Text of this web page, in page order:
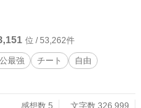
びる気もない。 ただ、自分のた
んによる、異世界マイペースラ
位 / 53,262件
最強 チート
自由
感想数 5
文字数 326,999